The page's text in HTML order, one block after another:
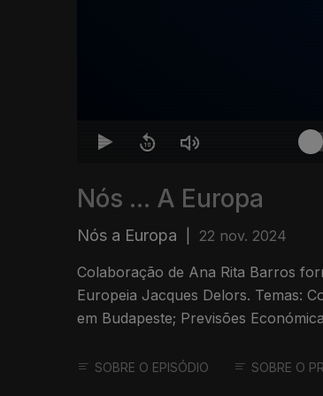
Nós ... A Europa
Nós a Europa 22 nov. 2024
Colaboração de Ana Rita Barros
Europeia Jacques Delors. Temas:
em Budapeste; Previsões
SOBRE O EPISÓDIO SOBRE O